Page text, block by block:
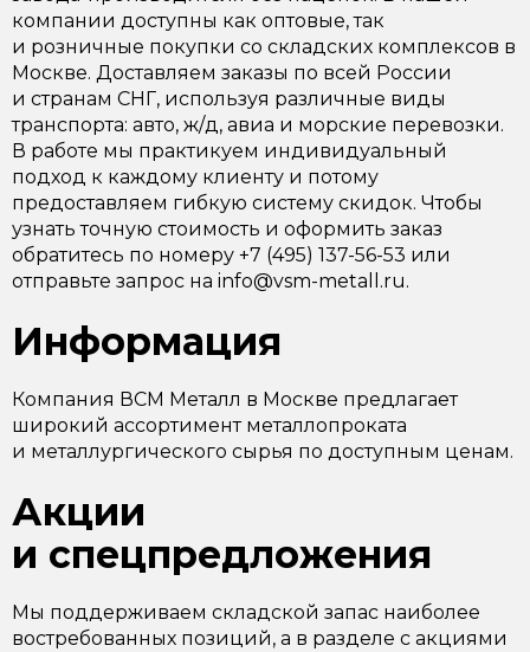
компании доступны как оптовые, так
и розничные покупки со складских комплексов в
Москве. Доставляем заказы по всей России
и странам СНГ, используя различные виды
транспорта: авто, ж/д, авиа и морские перевозки.
В работе мы практикуем индивидуальный
подход к каждому клиенту и потому
предоставляем гибкую систему скидок. Чтобы
узнать точную стоимость и оформить заказ
обратитесь по номеру +7 (495) 137-56-53 или
отправьте запрос на info@vsm-metall.ru.
Информация
Компания ВСМ Металл в Москве предлагает
широкий ассортимент металлопроката
и металлургического сырья по доступным ценам.
Акции
и спецпредложения
Мы поддерживаем складской запас наиболее
востребованных позиций, а в разделе с акциями